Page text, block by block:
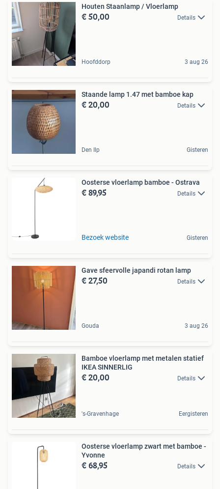
Houten Staanlamp / Vloerlamp
€ 50,00 Details
Hoofddorp 3 aug 26
Staande lamp 1.47 met bamboe kap
€ 20,00 Details
Den Ilp Gisteren
Oosterse vloerlamp bamboe - Ostrava
€ 89,95 Details
Bezoek website Gisteren
Gave sfeervolle japandi rotan lamp
€ 27,50 Details
Gouda 3 aug 26
Bamboe vloerlamp met metalen statief
IKEA SINNERLIG
€ 20,00 Details
's-Gravenhage Eergisteren
Oosterse vloerlamp zwart met bamboe -
Yvonne
€ 68,95 Details